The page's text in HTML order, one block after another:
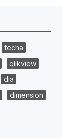
fecha
qlikview
dia
dimension